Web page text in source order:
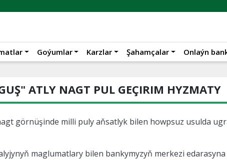
Goýumlar Karzlar Şahamçalar Onlaýn
ATLY NAGT PUL GEÇIRIM HYZMATY
görnüşinde milli puly aňsatlyk bilen howpsuz usulda
maglumatlary bilen bankymyzyň merkezi